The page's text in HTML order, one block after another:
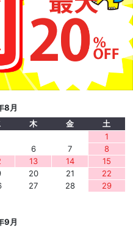
8月
木 金
土
1
6 7
8
13 14
15
20 21
22
27 28
29
9月